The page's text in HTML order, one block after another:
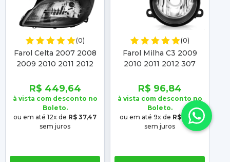
(0)
Farol Celta 2007 2008
2009 2010 2011 2012
2007 2008 2009 2010
2011 2012
R$ 449,64
à vista com desconto no
Boleto.
ou em até 12x de R$ 37,47
sem juros
(0)
Farol Milha C3 2009
2010 2011 2012 307
R$ 96,84
à vista com desconto no
Boleto.
ou em até 9x de R$ 10,76
sem juros